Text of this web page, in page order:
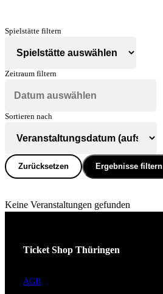
Spielstätte filtern
Zeitraum filtern
Sortieren nach
Zurücksetzen Ergebnisse filtern
Keine Veranstaltungen gefunden
Ticket Shop Thüringen
AGB